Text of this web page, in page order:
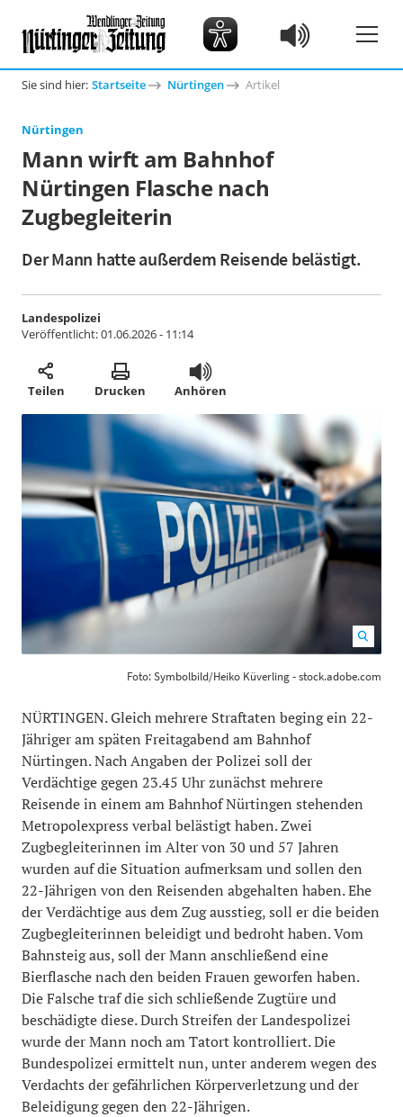
Sie sind hier: Startseite Nürtingen Artikel
Nürtingen
Mann wirft am Bahnhof
Nürtingen Flasche nach
Zugbegleiterin
Der Mann hatte außerdem Reisende belästigt.
Landespolizei
Veröffentlicht:01.06.2026 - 11:14
Teilen Drucken Anhören
Foto: Symbolbild/Heiko Küverling - stock.adobe.com
NÜRTINGEN. Gleich mehrere Straftaten beging ein 22-
Jähriger am späten Freitagabend am Bahnhof
Nürtingen. Nach Angaben der Polizei soll der
Verdächtige gegen 23.45 Uhr zunächst mehrere
Reisende in einem am Bahnhof Nürtingen stehenden
Metropolexpress verbal belästigt haben. Zwei
Zugbegleiterinnen im Alter von 30 und 57 Jahren
wurden auf die Situation aufmerksam und sollen den
22-Jährigen von den Reisenden abgehalten haben. Ehe
der Verdächtige aus dem Zug ausstieg, soll er die beiden
Zugbegleiterinnen beleidigt und bedroht haben. Vom
Bahnsteig aus, soll der Mann anschließend eine
Bierflasche nach den beiden Frauen geworfen haben.
Die Falsche traf die sich schließende Zugtüre und
beschädigte diese. Durch Streifen der Landespolizei
wurde der Mann noch am Tatort kontrolliert. Die
Bundespolizei ermittelt nun, unter anderem wegen des
Verdachts der gefährlichen Körperverletzung und der
Beleidigung gegen den 22-Jährigen.